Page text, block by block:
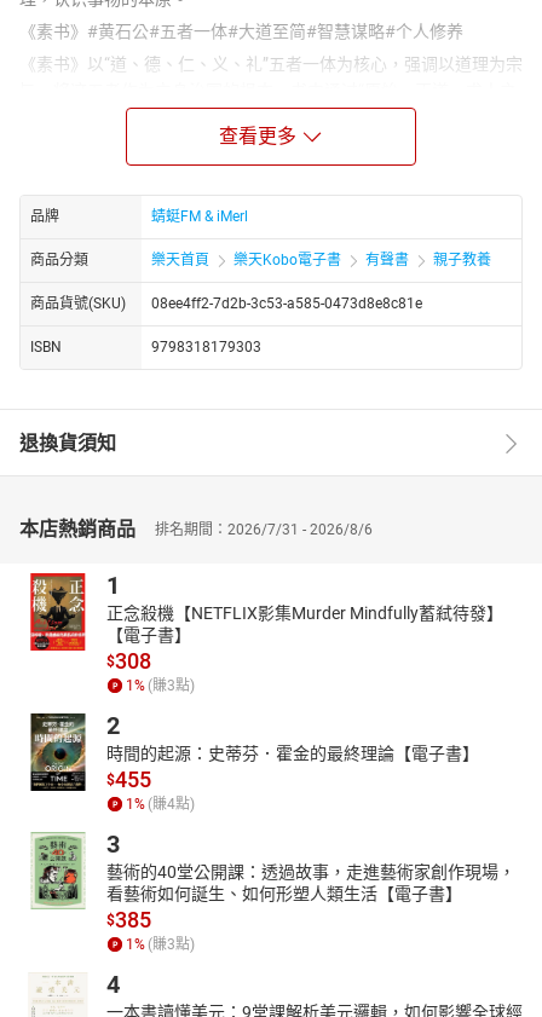
《素书》#黄石公#五者一体#大道至简#智慧谋略#个人修养
《素书》以“道、德、仁、义、礼”五者一体为核心，强调以道理为宗
志、本德宗道、遵义、安礼”六章，以简洁明了的语录体形式，阐述
了修身正己、为人处世、领导谋略、治国安邦的四大思想体系。正
如其名“素”，寓意着朴素、简单，却蕴含着大道至简的深刻哲理。
传说中，黄石公三试张良，最终将此书授予这位智慧超群的谋士。
张良凭借《素书》中的智慧，辅佐刘邦成就霸业，定鼎江山，成就
了一段历史佳话。这不仅是《素书》智慧的见证，更是其经世致用
之术的生动体现。
然而，《素书》的精髓，远不止于这些具体的谋略与智慧。它更强
调个人的修养与顺应世事规律的重要性。正如书中所言，“德足以怀
远”，“人之所行，有道则吉，无道则凶”。在世间立足，智慧与谋略
茫。其实，朴素的真理往往就隐藏在这些古老的经典之中。一本薄
薄的《素书》，已经道出了许多关于人生的真谛。而珊珊老师对
古老的经典在现代社会中焕发新的生机。
查看更多
品牌 蜻蜓FM & iMerl
商品分類 樂天首頁 樂天Kobo電子書 有聲書 親子教養
商品貨號(SKU) 08ee4ff2-7d2b-3c53-a585-0473d8e8c81e
ISBN 9798318179303
退換貨須知
本店熱銷商品 排名期間：2026/7/31 - 2026/8/6
1
正念殺機【NETFLIX影集Murder Mindfully蓄弒待發】
【電子書】
$308
1 % (賺3點)
2
時間的起源：史蒂芬．霍金的最終理論【電子書】
$455
1 % (賺4點)
3
藝術的40堂公開課：透過故事，走進藝術家創作現場，
看藝術如何誕生、如何形塑人類生活【電子書】
$385
1 % (賺3點)
4
一本書讀懂美元：9堂課解析美元邏輯，如何影響全球經